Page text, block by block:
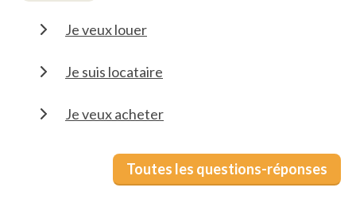
Je veux louer
Je suis locataire
Je veux acheter
Toutes les questions-réponses